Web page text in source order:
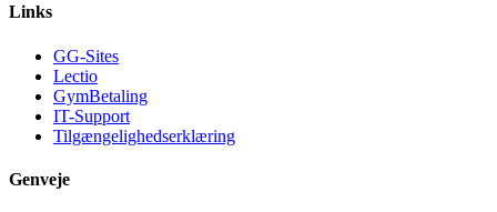
Links
GG-Sites
Lectio
GymBetaling
IT-Support
Tilgængelighedserklæring
Genveje